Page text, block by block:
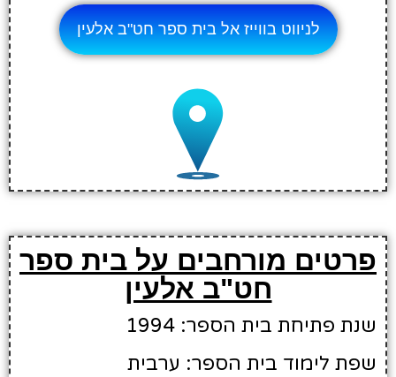
לניווט בווייז אל בית ספר חט"ב אלעין
פרטים מורחבים על בית ספר
חט"ב אלעין
שנת פתיחת בית הספר: 1994
שפת לימוד בית הספר: ערבית